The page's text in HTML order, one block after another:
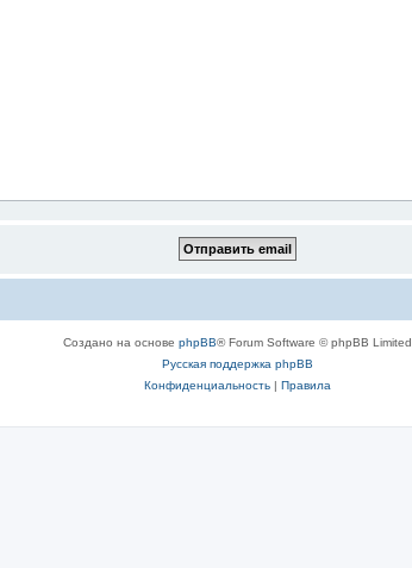
Создано на основе phpBB® Forum Software © phpBB Limited
Русская поддержка phpBB
Конфиденциальность| Правила